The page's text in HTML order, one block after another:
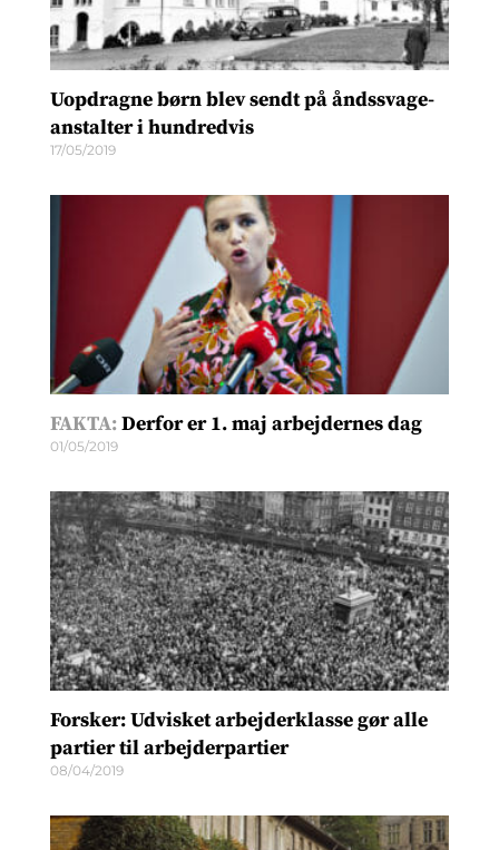
Uopdragne børn blev sendt på åndssvage­
anstalter i hundredvis
17/05/2019
FAKTA:Derfor er 1. maj arbejdernes dag
01/05/2019
Forsker: Udvisket arbejderklasse gør alle
partier til arbejderpartier
08/04/2019